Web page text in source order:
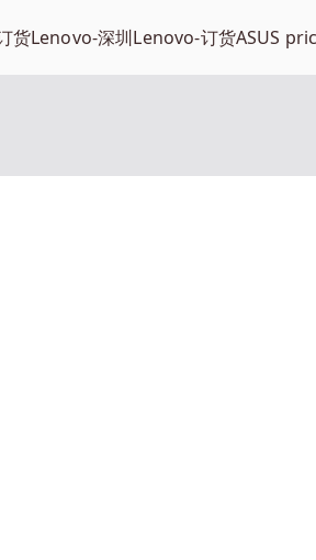
货Lenovo-深圳Lenovo-订货ASUS